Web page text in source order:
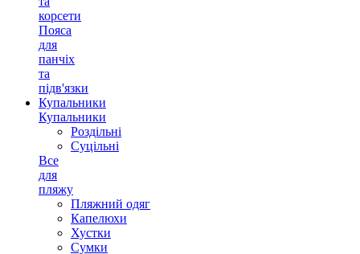
корсети
Пояса
для
панчіх
та
підв'язки
Купальники
Купальники
Роздільні
Суцільні
Все
для
пляжу
Пляжний одяг
Капелюхи
Хустки
Сумки